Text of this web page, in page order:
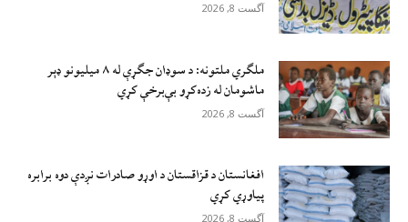
آگست 8, 2026
ملګري ملتونه: د سوډان جګړې له ۸ میلیونو ډېر
ماشومان له زده‌کړو بې‌برخې کړي
آگست 8, 2026
افغانستان د قزاقستان د اوړو صادرات نږدې دوه برابره
پیاوړي کړي
آگست 8, 2026